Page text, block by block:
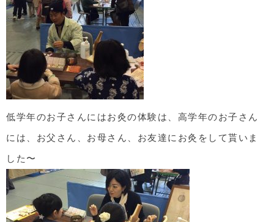
低学年のお子さんにはお灸の体験は、高学年のお子さん
には、お父さん、お母さん、お友達にお灸をして貰いま
した〜